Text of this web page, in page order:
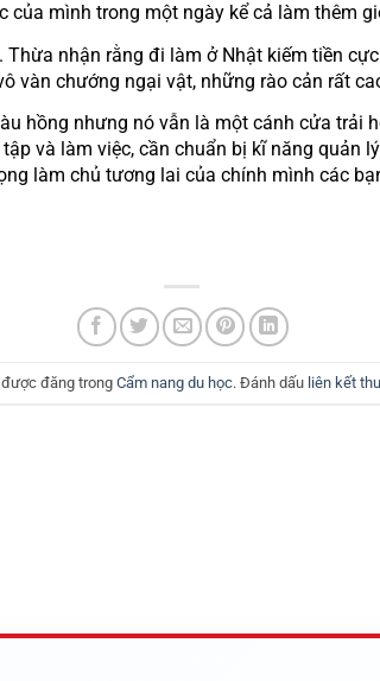
của mình trong một ngày kể cả làm thêm
vàn chướng ngại vật, những rào cản rất
và làm việc, cần chuẩn bị kĩ năng quản
làm chủ tương lai của chính mình các
được đăng trongCẩm nang du học. Đánh dấu liên kết